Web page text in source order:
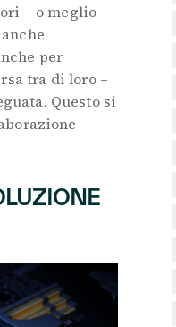
– o meglio
per
tra di loro –
Questo si